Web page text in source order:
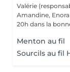
Valérie
Amandine, Enora et vous accueillent toute la
20h dans la
Menton au fil
Sourcils au fil